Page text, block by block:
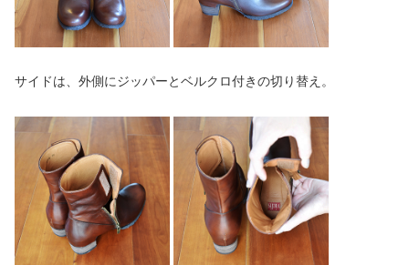
サイドは、外側にジッパーとベルクロ付きの切り替え。